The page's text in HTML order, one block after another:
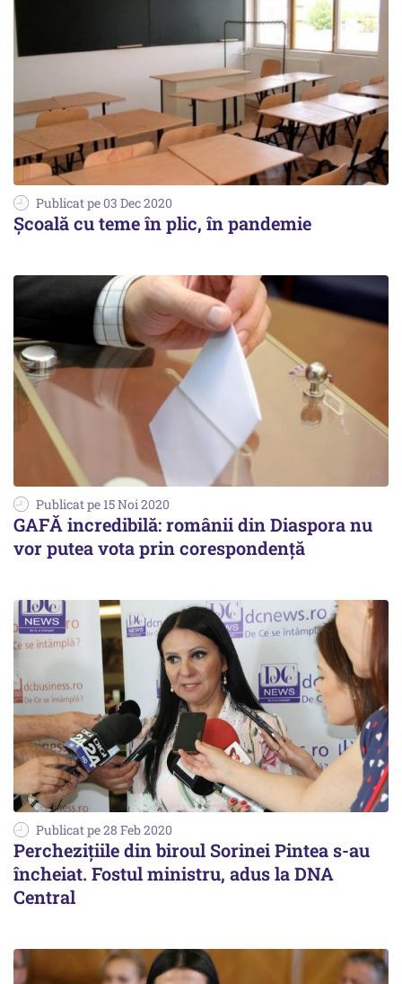
Publicat pe 03 Dec 2020
Şcoală cu teme în plic, în pandemie
Publicat pe 15 Noi 2020
GAFĂ incredibilă: românii din Diaspora nu
vor putea vota prin corespondență
Publicat pe 28 Feb 2020
Perchezițiile din biroul Sorinei Pintea s-au
încheiat. Fostul ministru, adus la DNA
Central